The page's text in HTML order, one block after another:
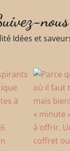
nous
Idées et